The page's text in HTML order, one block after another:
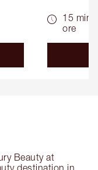
15 min
ore
Beauty at